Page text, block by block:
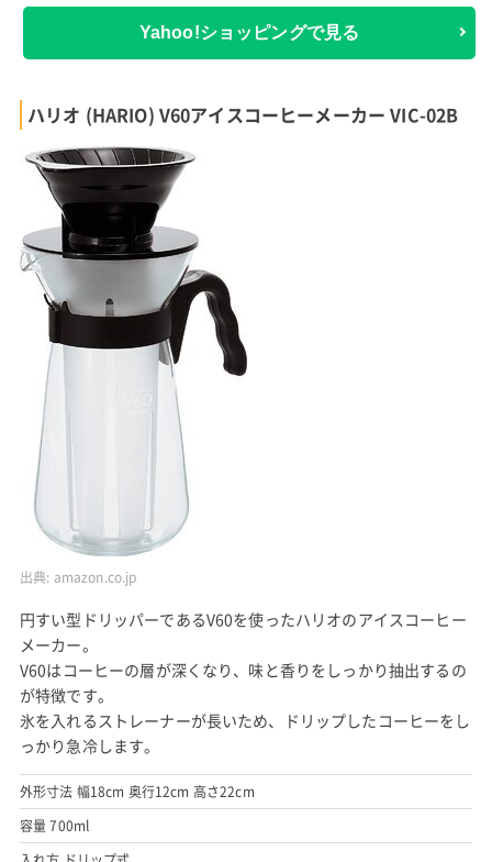
Yahoo!ショッピングで見る
ハリオ (HARIO) V60アイスコーヒーメーカー VIC-02B
出典: amazon.co.jp
円すい型ドリッパーであるV60を使ったハリオのアイスコーヒー
メーカー。
V60はコーヒーの層が深くなり、味と香りをしっかり抽出するの
が特徴です。
氷を入れるストレーナーが長いため、ドリップしたコーヒーをし
っかり急冷します。
外形寸法 幅18cm 奥行12cm 高さ22cm
容量 700ml